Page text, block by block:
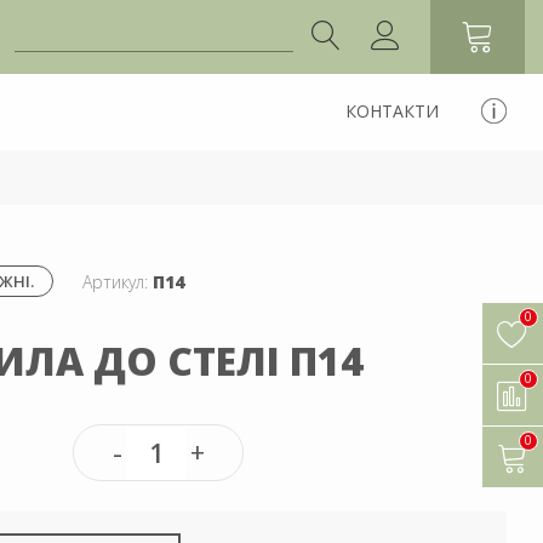
КОНТАКТИ
Артикул: П14
ДО СТЕЛІ П14
0
0
0